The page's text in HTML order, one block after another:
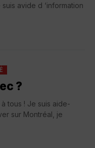
avide d ‘information
?
tous ! Je suis aide-
sur Montréal, je